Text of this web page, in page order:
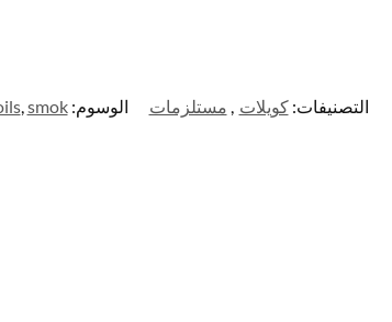
التصنيفات:كويلات مستلزمات الوسوم: , smok